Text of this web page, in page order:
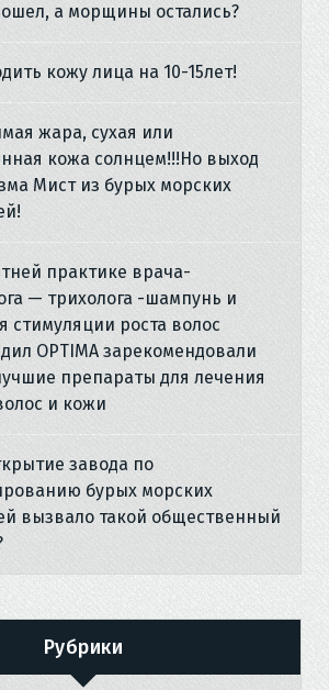
а морщины остались?
кожу лица на 10-15лет!
жара, сухая или
кожа солнцем!!!Но выход
Мист из бурых морских
практике врача-
— трихолога -шампунь и
стимуляции роста волос
OPTIMA зарекомендовали
препараты для лечения
и кожи
завода по
бурых морских
вызвало такой общественный
Рубрики